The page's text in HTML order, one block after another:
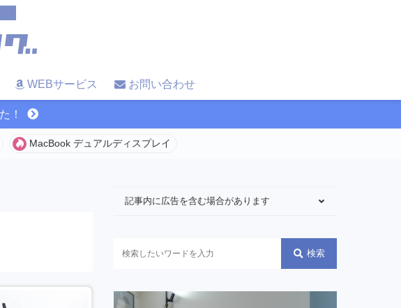
WEBサービス お問い合わせ
！
MacBook デュアルディスプレイ
記事内に広告を含む場合があります
検索